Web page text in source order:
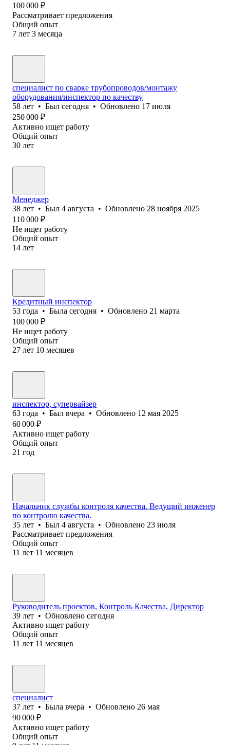
100 000 ₽
Рассматривает предложения
Общий опыт
7 лет 3 месяца
специалист по сварке трубопроводов/монтажу
оборудования/инспектор по качеству
58 лет • Был сегодня • Обновлено 17 июля
250 000 ₽
Активно ищет работу
Общий опыт
30 лет
Менеджер
38 лет • Был 4 августа • Обновлено 28 ноября 2025
110 000 ₽
Не ищет работу
Общий опыт
14 лет
Кредитный инспектор
53 года • Была сегодня • Обновлено 21 марта
100 000 ₽
Не ищет работу
Общий опыт
27 лет 10 месяцев
инспектор, супервайзер
63 года • Был вчера • Обновлено 12 мая 2025
60 000 ₽
Активно ищет работу
Общий опыт
21 год
Начальник службы контроля качества. Ведущий инженер
по контролю качества.
35 лет • Был 4 августа • Обновлено 23 июля
Рассматривает предложения
Общий опыт
11 лет 11 месяцев
Руководитель проектов, Контроль Качества, Директор
39 лет • Обновлено сегодня
Активно ищет работу
Общий опыт
11 лет 11 месяцев
специалист
37 лет • Была вчера • Обновлено 26 мая
90 000 ₽
Активно ищет работу
Общий опыт